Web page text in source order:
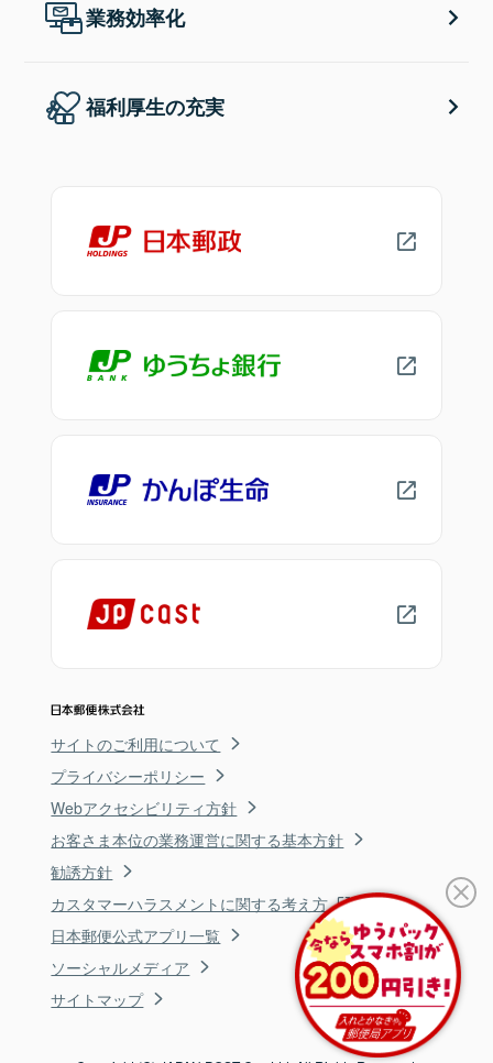
業務効率化
福利厚生の充実
サイトのご利用について
プライバシーポリシー
Webアクセシビリティ方針
お客さま本位の業務運営に関する基本方針
勧誘方針
カスタマーハラスメントに関する考え方
日本郵便公式アプリ一覧
ソーシャルメディア
サイトマップ